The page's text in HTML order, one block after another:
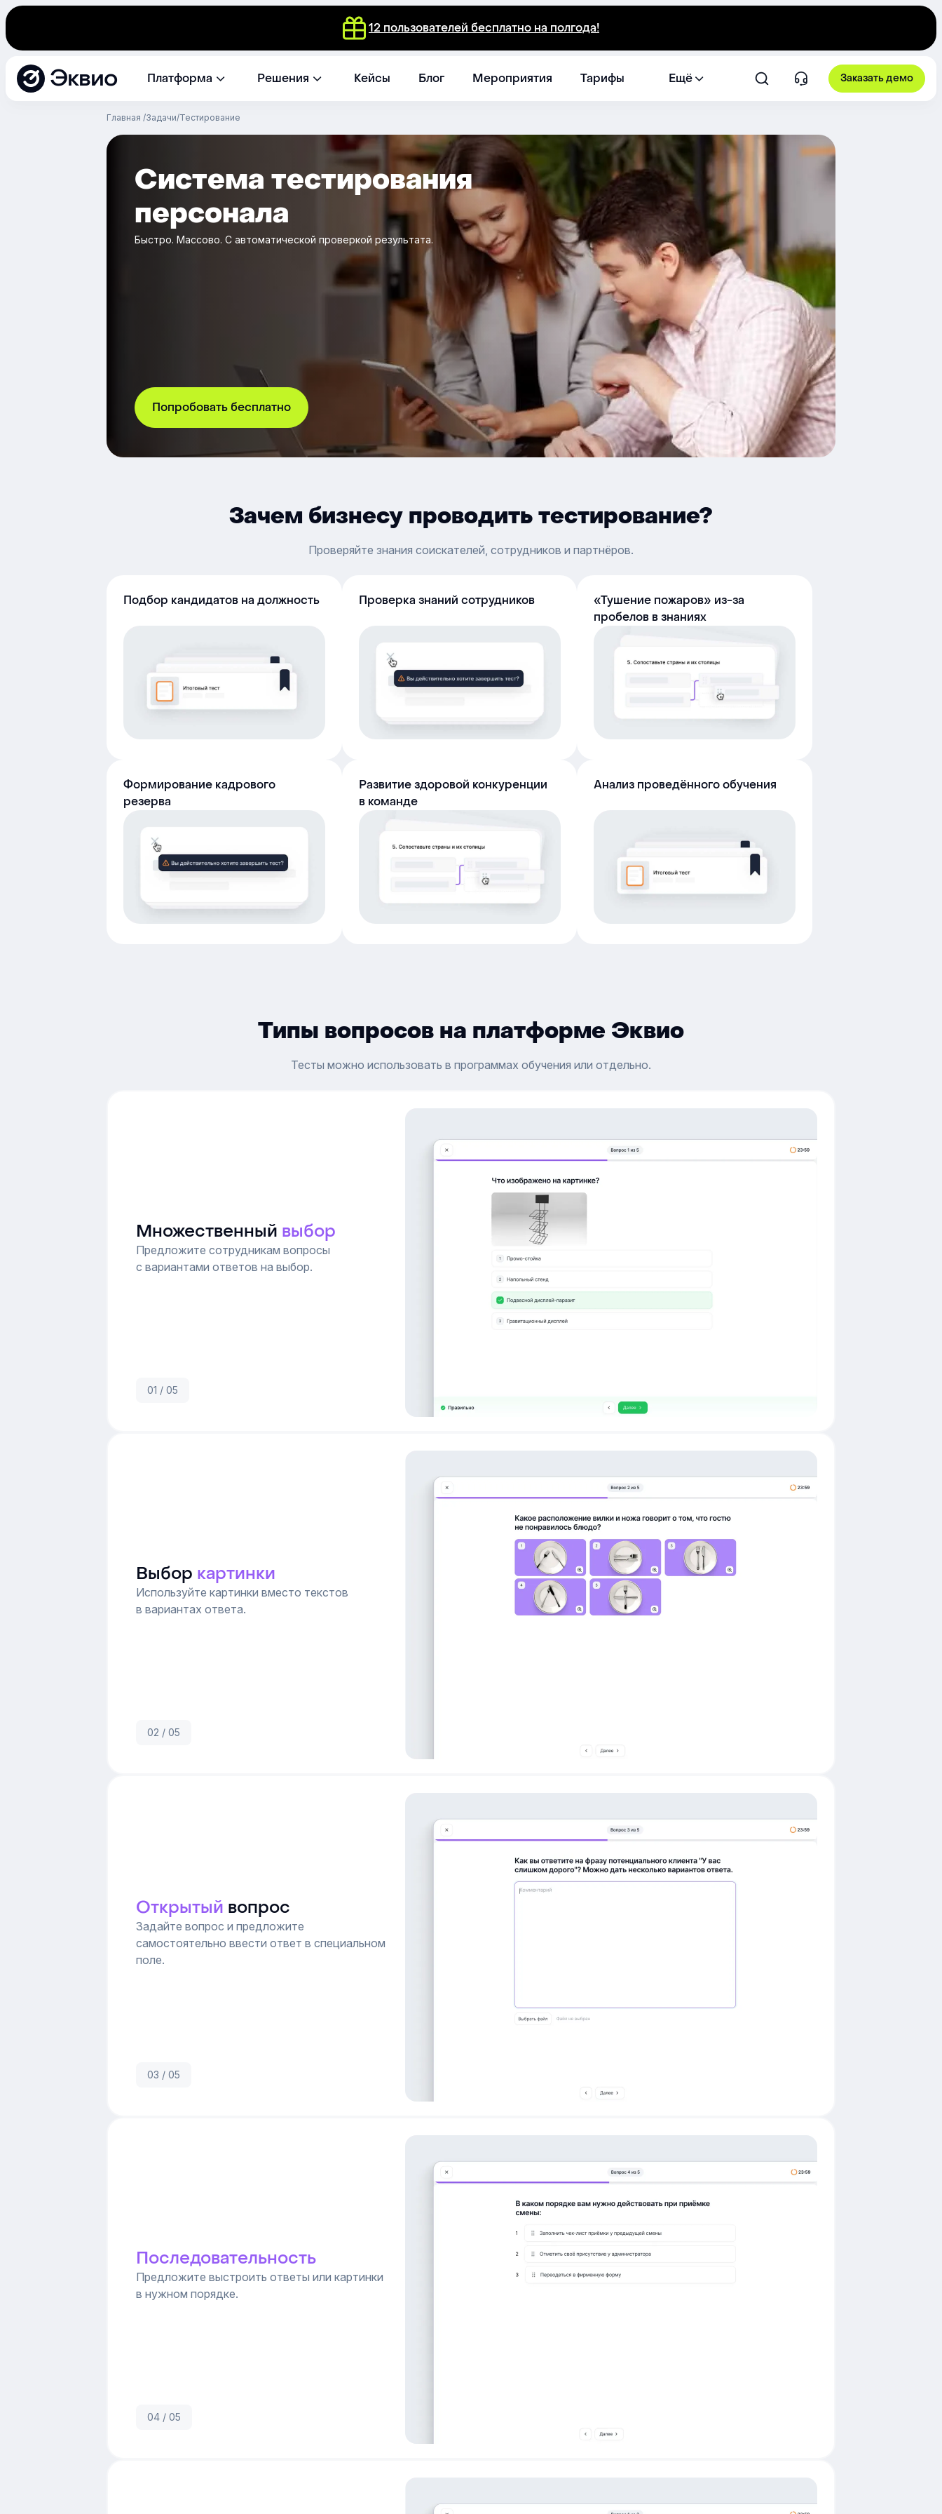
12 пользователей бесплатно на полгода!
Эквио Платформа Решения Кейсы Блог Мероприятия Тарифы Ещё Заказать демо
Главная Задачи Тестирование
Система тестирования
персонала
Быстро. Массово. С автоматической проверкой результата.
Попробовать бесплатно
Зачем бизнесу проводить тестирование?
Проверяйте знания соискателей, сотрудников и партнёров.
Подбор кандидатов на должность Проверка знаний сотрудников
«Тушение пожаров» из-за
пробелов в знаниях
Формирование кадрового
резерва
Развитие здоровой конкуренции
в команде
Анализ проведённого обучения
Типы вопросов на платформе Эквио
Тесты можно использовать в программах обучения или отдельно.
Множественный выбор
Предложите сотрудникам вопросы
с вариантами ответов на выбор.
01 / 05
Выбор картинки
Используйте картинки вместо текстов
в вариантах ответа.
02 / 05
Открытый вопрос
Задайте вопрос и предложите
самостоятельно ввести ответ в специальном
поле.
03 / 05
Последовательность
Предложите выстроить ответы или картинки
в нужном порядке.
04 / 05